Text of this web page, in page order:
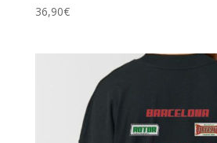
36,90€